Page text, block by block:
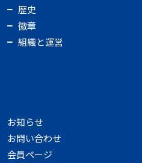
歴史
徽章
組織と運営
お知らせ
お問い合わせ
会員ページ